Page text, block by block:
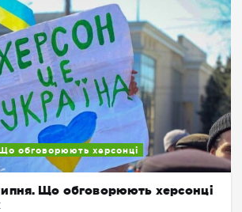
обговорюють херсонці
Що обговорюють херсонці